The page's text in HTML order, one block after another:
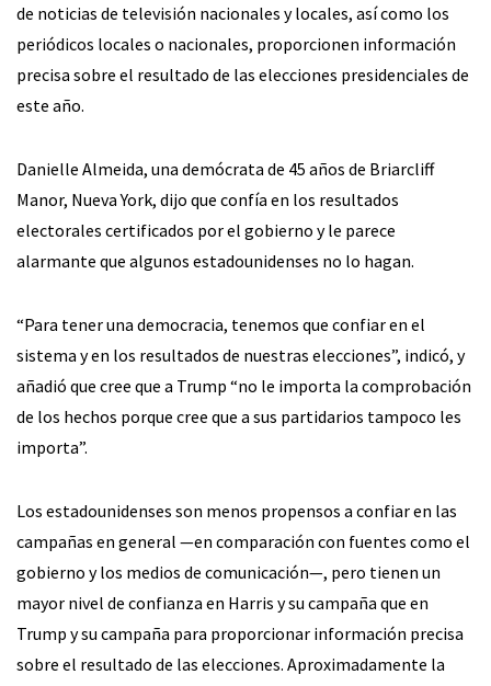
de noticias de televisión nacionales y locales, así como los
periódicos locales o nacionales, proporcionen información
precisa sobre el resultado de las elecciones presidenciales de
este año.
Danielle Almeida, una demócrata de 45 años de Briarcliff
Manor, Nueva York, dijo que confía en los resultados
electorales certificados por el gobierno y le parece
alarmante que algunos estadounidenses no lo hagan.
“Para tener una democracia, tenemos que confiar en el
sistema y en los resultados de nuestras elecciones”, indicó, y
añadió que cree que a Trump “no le importa la comprobación
de los hechos porque cree que a sus partidarios tampoco les
importa”.
Los estadounidenses son menos propensos a confiar en las
campañas en general —en comparación con fuentes como el
gobierno y los medios de comunicación—, pero tienen un
mayor nivel de confianza en Harris y su campaña que en
Trump y su campaña para proporcionar información precisa
sobre el resultado de las elecciones. Aproximadamente la